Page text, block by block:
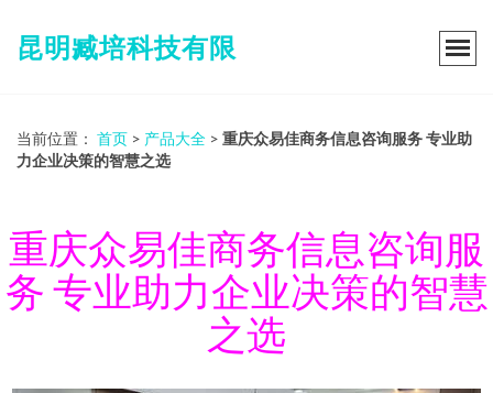
昆明臧培科技有限
当前位置： 首页 > 产品大全 > 重庆众易佳商务信息咨询服务 专业助
力企业决策的智慧之选
重庆众易佳商务信息咨询服
务 专业助力企业决策的智慧
之选